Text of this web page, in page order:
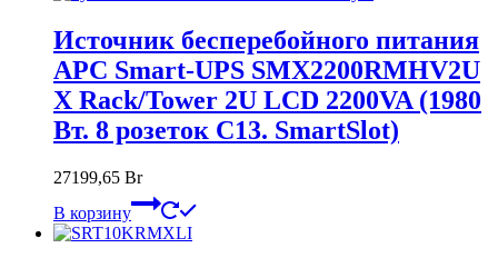
Источник бесперебойного питания
APC Smart-UPS SMX2200RMHV2U
X Rack/Tower 2U LCD 2200VA (1980
Вт. 8 розеток C13. SmartSlot)
27199,65 Br
В корзину